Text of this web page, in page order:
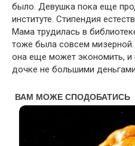
было. Девушка пока еще
институте. Стипендия
Мама трудилась в
тоже была совсем
она еще может экономить, и
дочке не большими